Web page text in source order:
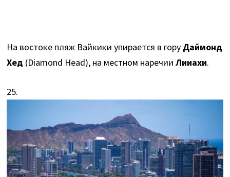
На востоке пляж Вайкики упирается в гору Даймонд
Хед (Diamond Head), на местном наречииЛииахи.
25.